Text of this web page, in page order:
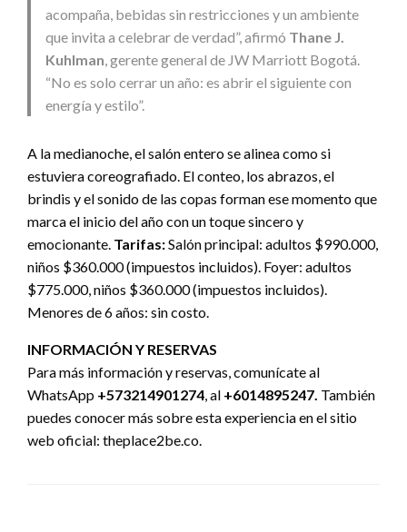
acompaña, bebidas sin restricciones y un ambiente
que invita a celebrar de verdad”, afirmó Thane J.
Kuhlman, gerente general de JW Marriott Bogotá.
“No es solo cerrar un año: es abrir el siguiente con
energía y estilo”.
A la medianoche, el salón entero se alinea como si
estuviera coreografiado. El conteo, los abrazos, el
brindis y el sonido de las copas forman ese momento que
marca el inicio del año con un toque sincero y
emocionante. Tarifas:Salón principal: adultos $990.000,
niños $360.000 (impuestos incluidos). Foyer: adultos
$775.000, niños $360.000 (impuestos incluidos).
Menores de 6 años: sin costo.
INFORMACIÓN Y RESERVAS
Para más información y reservas, comunícate al
WhatsApp +573214901274, al +6014895247. También
puedes conocer más sobre esta experiencia en el sitio
web oficial: theplace2be.co.